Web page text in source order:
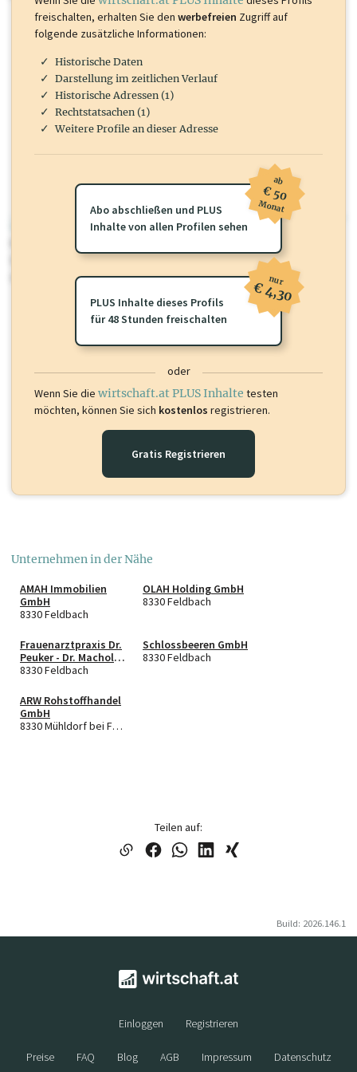
wirtschaft.at PLUS
Sie momentan nicht einsehen können. Schalten Sie dieses Profil frei
oder loggen Sie sich ein um diese Inhalte zu sehen.
freischalten, erhalten Sie den werbefreien Zugriff auf
folgende zusätzliche Informationen:
Historische Daten
Darstellung im zeitlichen Verlauf
Historische Adressen (1)
Rechtstatsachen (1)
Weitere Profile an dieser Adresse
Abo abschließen und PLUS
Inhalte von allen Profilen sehen
ab
€ 50
Monat
PLUS Inhalte dieses Profils
für 48 Stunden freischalten
nur
€ 4,30
oder
Wenn Sie die wirtschaft.at PLUS Inhalte testen
möchten, können Sie sich kostenlos registrieren.
Gratis Registrieren
Unternehmen in der Nähe
AMAH Immobilien
GmbH
8330 Feldbach
OLAH Holding GmbH
8330 Feldbach
Frauenarztpraxis Dr.
Peuker - Dr. Machold
Gruppenpraxis für
Geburtshilfe OG
8330 Feldbach
Schlossbeeren GmbH
8330 Feldbach
ARW Rohstoffhandel
GmbH
8330 Mühldorf bei Feldbach
Teilen auf:
Build: 2026.146.1
Einloggen Registrieren
Preise FAQ Blog AGB Impressum Datenschutz